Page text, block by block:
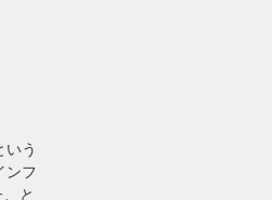
いう
ンフ
、と